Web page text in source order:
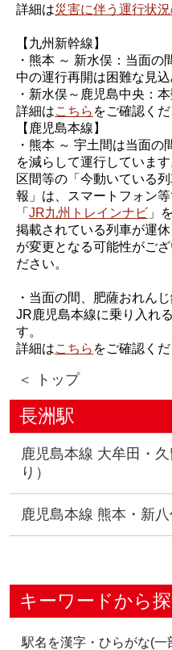
詳細は災害に伴う運行状
【九州新幹線】
・熊本 ～ 新水俣：当面
中の運行再開は困難な見込
・新水俣～鹿児島中央：
詳細はこちら をご確認くだ
【鹿児島本線】
・熊本 ～ 宇土間は当面
を減らして運行しています
区間等の「今動いている
報」は、スマートフォン
「JR九州トレインナビ 」
掲載されている列車が運
が変更となる可能性がご
ださい。
・当面の間、肥薩おれん
JR鹿児島本線に乗り入れ
す。
詳細はこちら をご確認くだ
＜ トップ
長洲駅
鹿児島本線 大牟田・
り）
鹿児島本線 熊本・新
キーワードから
駅名を漢字・ひらがな(一